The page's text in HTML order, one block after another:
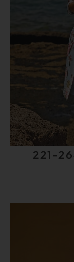
221-